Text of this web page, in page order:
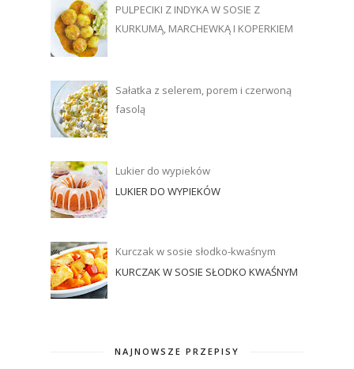
PULPECIKI Z INDYKA W SOSIE Z
KURKUMĄ, MARCHEWKĄ I KOPERKIEM
Sałatka z selerem, porem i czerwoną
fasolą
Lukier do wypieków
LUKIER DO WYPIEKÓW
Kurczak w sosie słodko-kwaśnym
KURCZAK W SOSIE SŁODKO KWAŚNYM
NAJNOWSZE PRZEPISY